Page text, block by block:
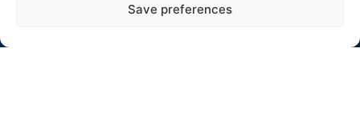
Save preferences